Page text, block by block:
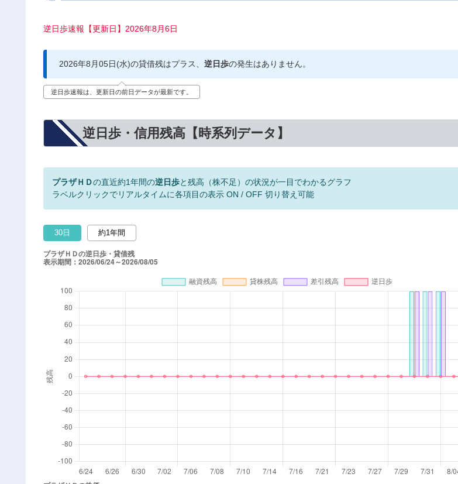
逆日歩速報【更新日】2026年8月6日
2026年8月05日(水)の貸借残はプラス、 逆日歩の発生はありません。
逆日歩速報は、更新日の前日データが最新です。
逆日歩・信用残高【時系列データ】
プラザＨＤの直近約1年間の逆日歩と残高（株不足）の状況が一目でわかるグラフ
ラベルクリックでリアルタイムに各項目の表示 ON / OFF 切り替え可能
30日 約1年間